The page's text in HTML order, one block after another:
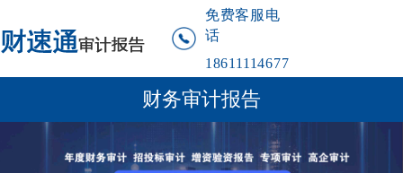
免费客服电
话
18611114677
财务审计报告